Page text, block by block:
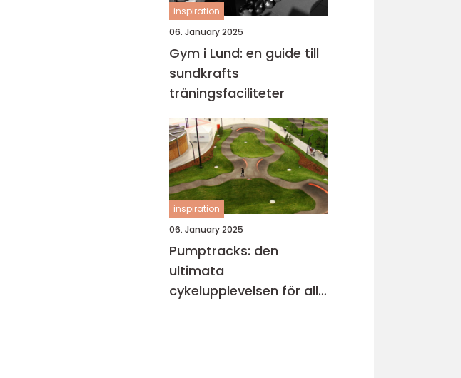
inspiration
06. January 2025
Gym i Lund: en guide till
sundkrafts
träningsfaciliteter
inspiration
06. January 2025
Pumptracks: den
ultimata
cykelupplevelsen för alla